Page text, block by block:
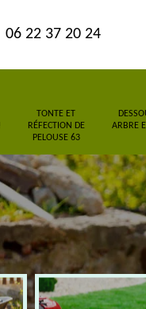
06 22 37 20 24
TONTE ET
RÉFECTION DE
PELOUSE 63
ARBRE